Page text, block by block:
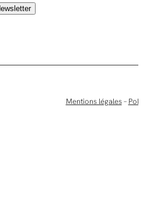
Mentions légales–